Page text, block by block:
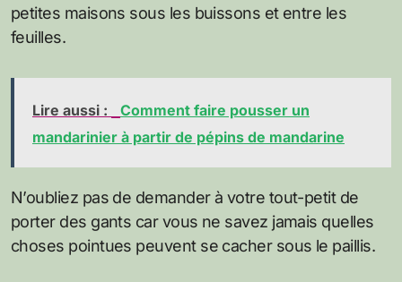
petites maisons sous les buissons et entre les
feuilles.
Lire aussi :
Comment faire pousser un
mandarinier à partir de pépins de mandarine
N’oubliez pas de demander à votre tout-petit de
porter des gants car vous ne savez jamais quelles
choses pointues peuvent se cacher sous le paillis.